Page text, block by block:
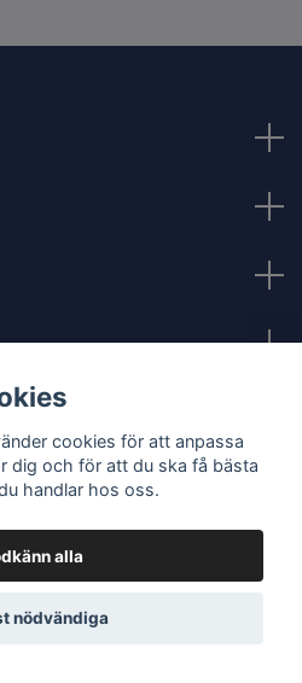
cookies för att anpassa
dig och för att du ska få bästa
handlar hos oss.
alla
nödvändiga